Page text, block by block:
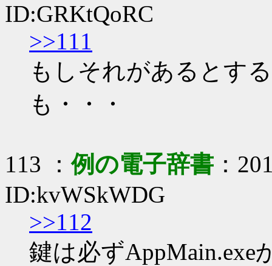
ID:GRKtQoRC
>>111
もしそれがあるとす
も・・・
113 ：例の電子辞書 ：
ID:kvWSkWDG
>>112
鍵は必ずAppMain.exe